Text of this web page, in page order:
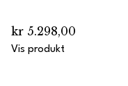
kr 5.298,00
Vis produkt